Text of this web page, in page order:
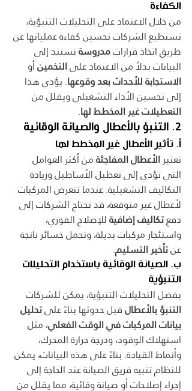
الكفاءة
من خلال الاعتماد على التحليلات التنبؤية،
تستطيع الشركات تحسين كفاءة عملياتها عن
طريق اتخاذ قرارات مدروسة تستند إلى
البيانات بدلاً من الاعتماد على التخمين أو
الاستجابة للأحداث بعد وقوعها. يؤدي هذا
إلى تحسين الأداء التشغيلي ويقلل من
التعطيلات غير المخطط لها.
2. التنبؤ بالأعطال والصيانة الوقائية
أ. تأثير الأعطال غير المخطط لها
تعتبر الأعطال المفاجئة من أكثر العوامل
التي تؤدي إلى تعطيل الأساطيل وزيادة
التكاليف التشغيلية. عندما تتعرض المركبات
لأعطال غير متوقعة، قد تحتاج الشركات إلى
دفع تكاليف إضافية للإصلاح الفوري،
واستئجار مركبات بديلة، وتحمل خسائر ناتجة
عن تأخير التسليم.
ب. الصيانة الوقائية باستخدام التحليلات
التنبؤية
بفضل التحليلات التنبؤية، يمكن للشركات
التنبؤ بالأعطال قبل حدوثها بناءً على تحليل
بيانات المركبات في الوقت الفعلي، مثل
استهلاك الوقود، ودرجة حرارة المحرك،
وأنماط القيادة. بناءً على هذه البيانات، يمكن
للنظام تنبيه فريق الصيانة عند الحاجة إلى
إجراء إصلاحات أو صيانة وقائية، مما يقلل من